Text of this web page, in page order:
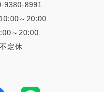
8991
～20:00
～20:00
定休